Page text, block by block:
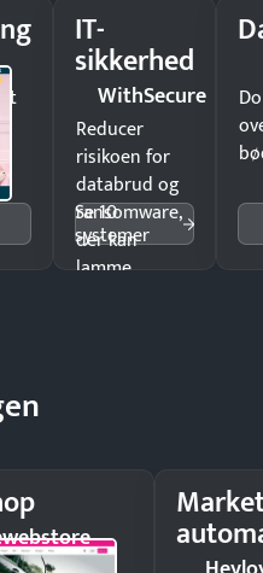
IT-
sikkerhed
WithSecure
Reducer
risikoen for
databrud og
ransomware,
der kan
lamme
Se 10
systemer